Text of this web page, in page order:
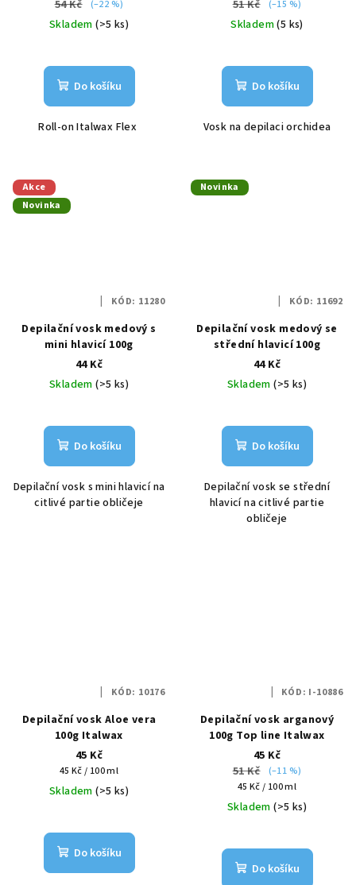
54 Kč
(–22 %)
Skladem(>5 ks)
Do košíku
Roll-on Italwax Flex
51 Kč
(–15 %)
Skladem(5 ks)
Do košíku
Vosk na depilaci orchidea
Akce
Novinka
Depilační vosk medový s
mini hlavicí 100g
44 Kč
Skladem(>5 ks)
Do košíku
Depilační vosk s mini hlavicí na
citlivé partie obličeje
KÓD: 11280
Novinka
Depilační vosk medový se
střední hlavicí 100g
44 Kč
Skladem(>5 ks)
Do košíku
Depilační vosk se střední
hlavicí na citlivé partie
obličeje
KÓD: 11692
Depilační vosk Aloe vera
100g Italwax
45 Kč
Měrná
cena:
45 Kč / 100 ml
Skladem(>5 ks)
Do košíku
KÓD: 10176
Depilační vosk arganový
100g Top line Italwax
45 Kč
51 Kč
(–11 %)
Měrná
cena:
45 Kč / 100 ml
Skladem(>5 ks)
Do košíku
KÓD: I-10886